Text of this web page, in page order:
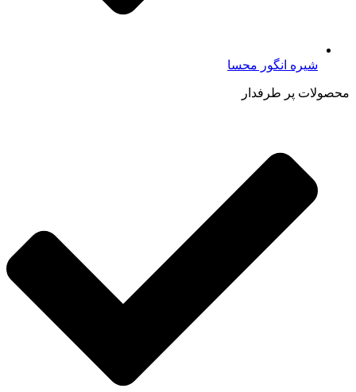
شیره انگور محسا
محصولات پر طرفدار